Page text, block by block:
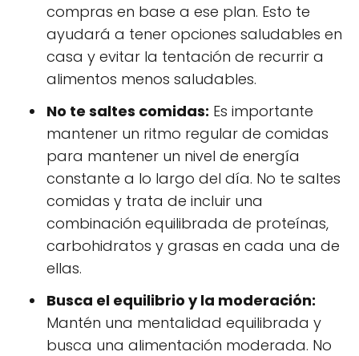
compras en base a ese plan. Esto te
ayudará a tener opciones saludables en
casa y evitar la tentación de recurrir a
alimentos menos saludables.
No te saltes comidas: Es importante
mantener un ritmo regular de comidas
para mantener un nivel de energía
constante a lo largo del día. No te saltes
comidas y trata de incluir una
combinación equilibrada de proteínas,
carbohidratos y grasas en cada una de
ellas.
Busca el equilibrio y la moderación:
Mantén una mentalidad equilibrada y
busca una alimentación moderada. No